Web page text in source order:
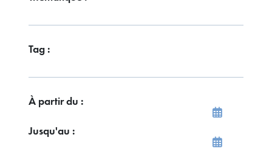
Tag :
À partir du :
Jusqu'au :